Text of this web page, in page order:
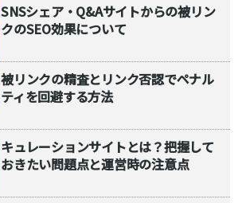
SNSシェア・Q&Aサイトからの被リン
クのSEO効果について
被リンクの精査とリンク否認でペナル
ティを回避する方法
キュレーションサイトとは？把握して
おきたい問題点と運営時の注意点